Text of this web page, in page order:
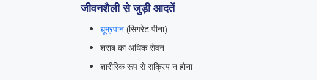
जीवनशैली से जुड़ी आदतें
धूम्रपान (सिगरेट पीना)
शराब का अधिक सेवन
शारीरिक रूप से सक्रिय न होना